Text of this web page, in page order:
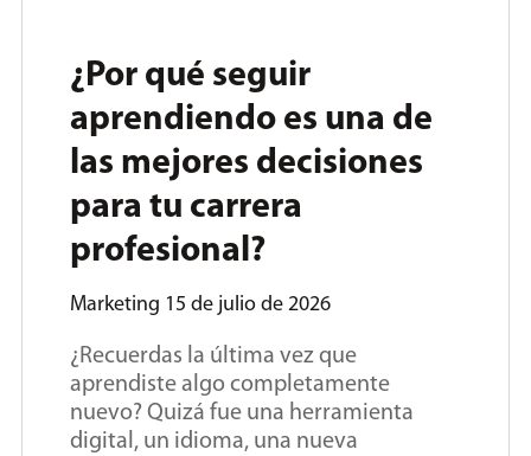
¿Por qué seguir
aprendiendo es una de
las mejores decisiones
para tu carrera
profesional?
Marketing 15 de julio de 2026
¿Recuerdas la última vez que
aprendiste algo completamente
nuevo? Quizá fue una herramienta
digital, un idioma, una nueva